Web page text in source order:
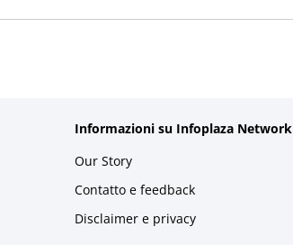
Informazioni su Infoplaza Network
Our Story
Contatto e feedback
Disclaimer e privacy